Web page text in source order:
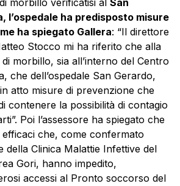
morbillo verificatisi al San
l’ospedale ha predisposto misure
ha spiegato Gallera: “Il direttore
Stocco mi ha riferito che alla
morbillo, sia all’interno del Centro
che dell’ospedale San Gerardo,
atto misure di prevenzione che
contenere la possibilità di contagio
Poi l’assessore ha spiegato che
efficaci che, come confermato
della Clinica Malattie Infettive del
Gori, hanno impedito,
accessi al Pronto soccorso del